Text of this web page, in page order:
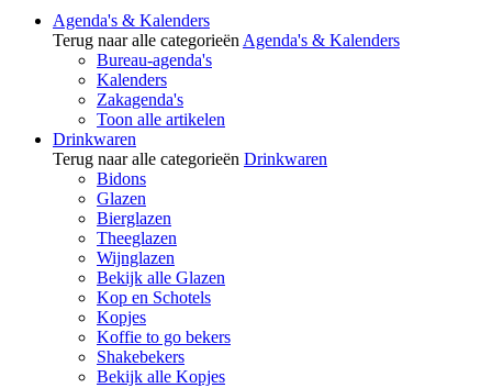
Agenda's & Kalenders
Terug naar alle categorieën Agenda's & Kalenders
Bureau-agenda's
Kalenders
Zakagenda's
Toon alle artikelen
Drinkwaren
Terug naar alle categorieën Drinkwaren
Bidons
Glazen
Bierglazen
Theeglazen
Wijnglazen
Bekijk alle Glazen
Kop en Schotels
Kopjes
Koffie to go bekers
Shakebekers
Bekijk alle Kopjes